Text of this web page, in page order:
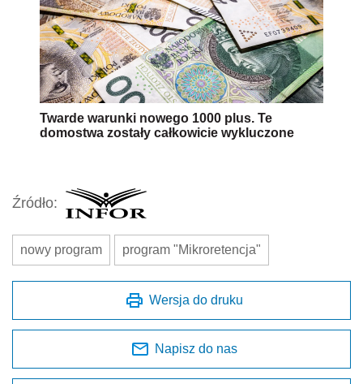
Twarde warunki nowego 1000 plus. Te
domostwa zostały całkowicie wykluczone
Źródło:
nowy program program "Mikroretencja"
Wersja do druku
Napisz do nas